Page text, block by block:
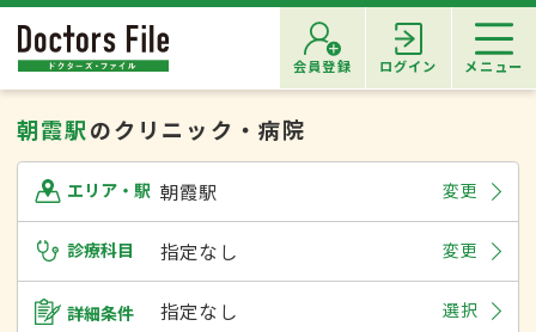
会員登録 ログイン メニュー
朝霞駅のクリニック・病院
エリア・駅 朝霞駅 変更
診療科目 指定なし 変更
詳細条件 指定なし 選択